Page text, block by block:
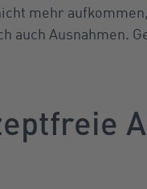
mehr
auch Ausnahmen.